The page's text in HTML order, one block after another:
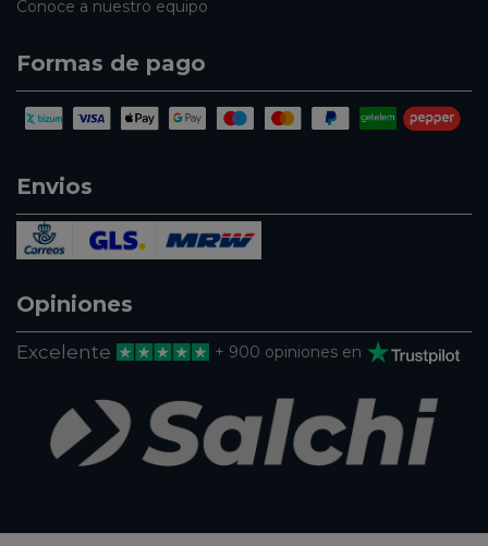
Conoce a nuestro equipo
Formas de pago
Envios
Opiniones
Excelente + 900 opiniones en